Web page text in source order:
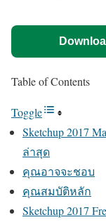
Table of Contents
Toggle
Sketchup 2017
ล่าสุด
คุณอาจจะชอบ
คุณสมบัติหลัก
Sketchup 2017